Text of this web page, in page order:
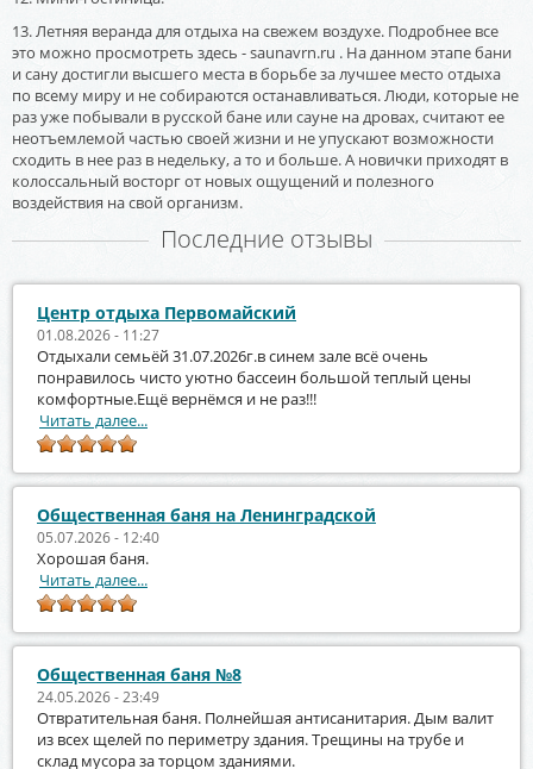
13. Летняя веранда для отдыха на свежем воздухе. Подробнее все
это можно просмотреть здесь - saunavrn.ru . На данном этапе бани
и сану достигли высшего места в борьбе за лучшее место отдыха
по всему миру и не собираются останавливаться. Люди, которые не
раз уже побывали в русской бане или сауне на дровах, считают ее
неотъемлемой частью своей жизни и не упускают возможности
сходить в нее раз в недельку, а то и больше. А новички приходят в
колоссальный восторг от новых ощущений и полезного
воздействия на свой организм.
Последние отзывы
Центр отдыха Первомайский
01.08.2026 - 11:27
Отдыхали семьёй 31.07.2026г.в синем зале всё очень
понравилось чисто уютно бассеин большой теплый цены
комфортные.Ещё вернёмся и не раз!!!
Читать далее...
Общественная баня на Ленинградской
05.07.2026 - 12:40
Хорошая баня.
Читать далее...
Общественная баня №8
24.05.2026 - 23:49
Отвратительная баня. Полнейшая антисанитария. Дым валит
из всех щелей по периметру здания. Трещины на трубе и
склад мусора за торцом зданиями.